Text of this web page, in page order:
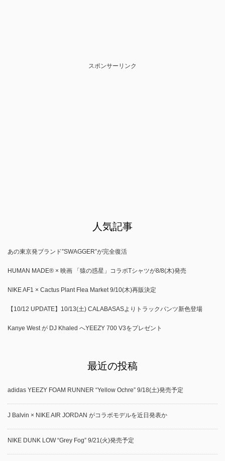
スポンサーリンク
人気記事
あの東京発ブランド”SWAGGER”が完全復活
HUMAN MADE®︎ × 映画 「猿の惑星」コラボTシャツが8/8(木)発売
NIKE AF1 × Cactus Plant Flea Market 9/10(木)再販決定
【10/12 UPDATE】10/13(土) CALABASASよりトラックパンツ新色登場
Kanye West が DJ Khaled へYEEZY 700 V3をプレゼント
最近の投稿
adidas YEEZY FOAM RUNNER “Yellow Ochre” 9/18(土)発売予定
J Balvin × NIKE AIR JORDAN がコラボモデルを近日発表か
NIKE DUNK LOW “Grey Fog” 9/21(火)発売予定